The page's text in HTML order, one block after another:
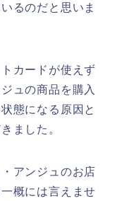
るのだと思いま
カードが使えず
ュの商品を購入
態になる原因と
ました。
アンジュのお店
概には言えませ